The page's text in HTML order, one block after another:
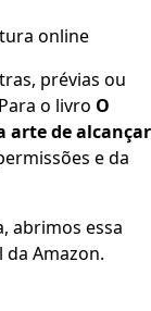
prévias ou
o livro O
arte de alcançar
e da
abrimos essa
Amazon.